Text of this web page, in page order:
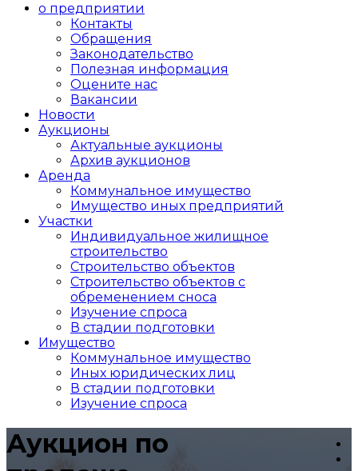
о предприятии
Контакты
Обращения
Законодательство
Полезная информация
Оцените нас
Вакансии
Новости
Аукционы
Актуальные аукционы
Архив аукционов
Аренда
Коммунальное имущество
Имущество иных предприятий
Участки
Индивидуальное жилищное
строительство
Строительство объектов
Cтроительство объектов с
обременением сноса
Изучение спроса
В стадии подготовки
Имущество
Коммунальное имущество
Иных юридических лиц
В стадии подготовки
Изучение спроса
Аукцион по